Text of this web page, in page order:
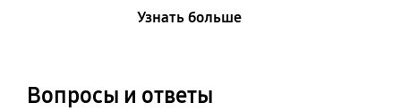
Узнать больше
Вопросы и ответы